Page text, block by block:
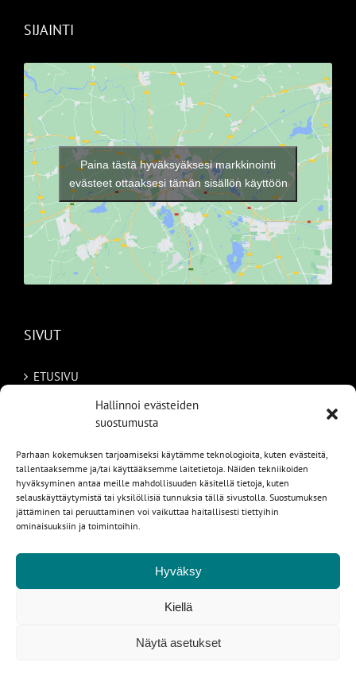
Hallinnoi evästeiden
suostumusta
Parhaan kokemuksen tarjoamiseksi käytämme teknologioita, kuten evästeitä,
tallentaaksemme ja/tai käyttääksemme laitetietoja. Näiden tekniikoiden
hyväksyminen antaa meille mahdollisuuden käsitellä tietoja, kuten
selauskäyttäytymistä tai yksilöllisiä tunnuksia tällä sivustolla. Suostumuksen
jättäminen tai peruuttaminen voi vaikuttaa haitallisesti tiettyihin
ominaisuuksiin ja toimintoihin.
Hyväksy
Kiellä
Näytä asetukset
SIJAINTI
Paina tästä hyväksyäksesi markkinointi
evästeet ottaaksesi tämän sisällön käyttöön
SIVUT
ETUSIVU
TILAA AUTO RUOTSISTA
PALVELUT